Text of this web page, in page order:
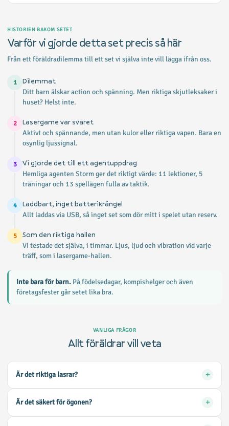
HISTORIEN BAKOM SETET
Varför vi gjorde detta set precis så här
Från ett föräldradilemma till ett set vi själva inte vill lägga ifrån oss.
1 Dilemmat
Ditt barn älskar action och spänning. Men riktiga skjutleksaker i
huset? Helst inte.
2 Lasergame var svaret
Aktivt och spännande, men utan kulor eller riktiga vapen. Bara en
osynlig ljussignal.
3 Vi gjorde det till ett agentuppdrag
Hemliga agenten Storm ger det riktigt värde: 11 lektioner, 5
träningar och 13 spellägen fulla av taktik.
4 Laddbart, inget batterikrångel
Allt laddas via USB, så inget set som dör mitt i spelet utan reserv.
5 Som den riktiga hallen
Vi testade det själva, i timmar. Ljus, ljud och vibration vid varje
träff, som i lasergame-hallen.
Inte bara för barn. På födelsedagar, kompishelger och även
företagsfester går setet lika bra.
VANLIGA FRÅGOR
Allt föräldrar vill veta
Är det riktiga lasrar?
fjärrkontroll. Helt ofarligt.
Är det säkert för ögonen?